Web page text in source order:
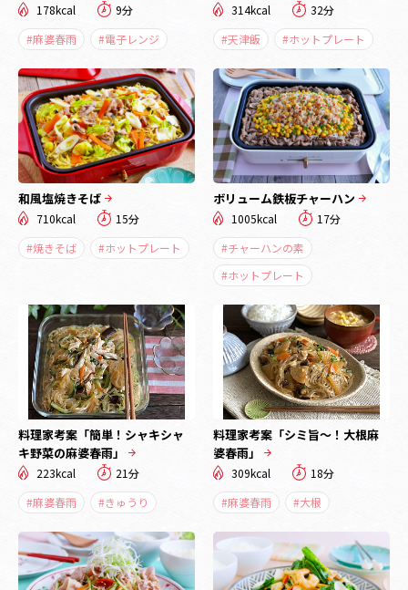
178kcal
9分
#麻婆春雨
#電子レンジ
314kcal
32分
#天津飯
#ホットプレート
和風塩焼きそば
710kcal
15分
#焼きそば
#ホットプレート
ボリューム鉄板チャーハン
1005kcal
17分
#チャーハンの素
#ホットプレート
料理家考案「簡単！シャキシャ
キ野菜の麻婆春雨」
223kcal
21分
#麻婆春雨
#きゅうり
料理家考案「シミ旨～！大根麻
婆春雨」
309kcal
18分
#麻婆春雨
#大根